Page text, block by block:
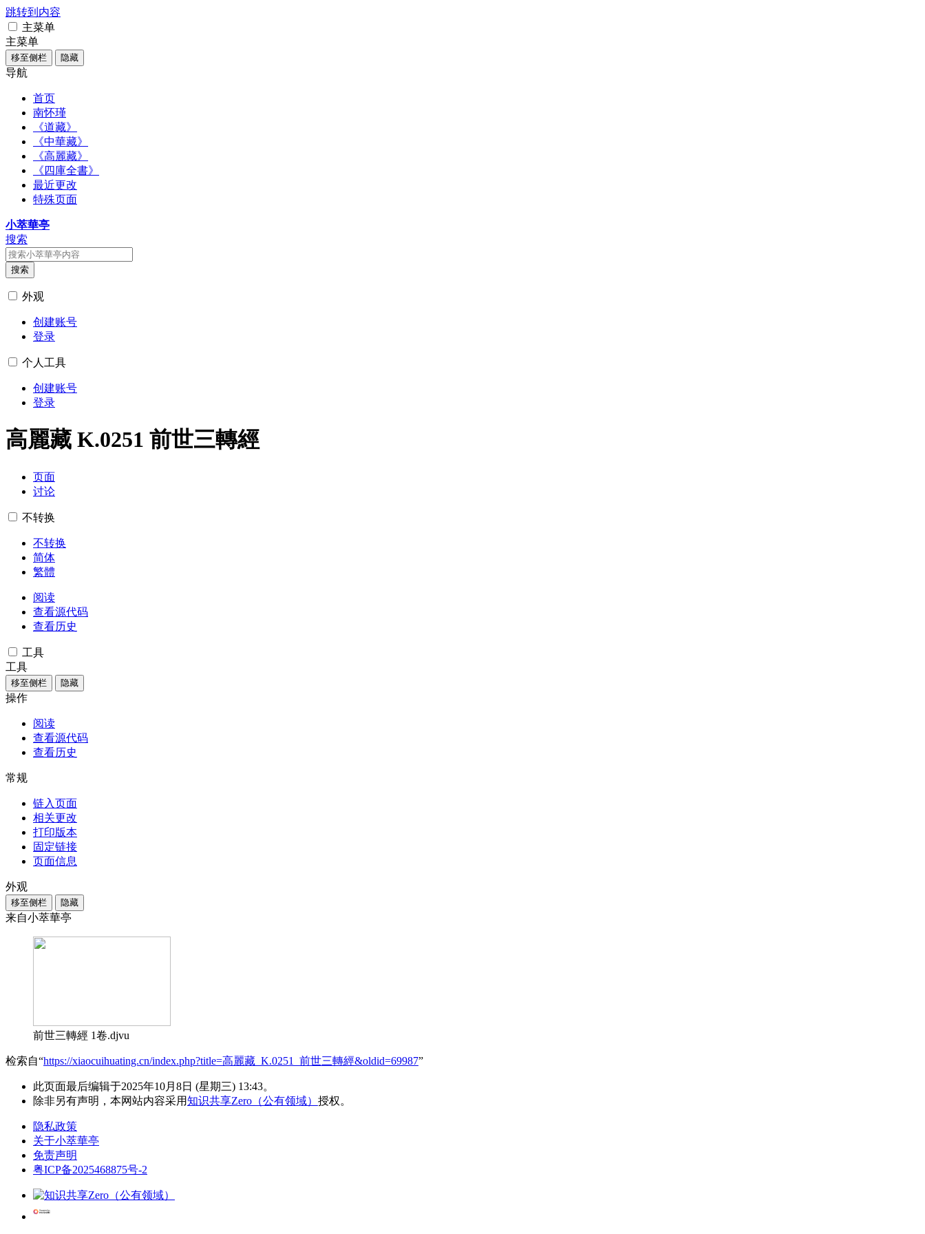
跳转到内容
主菜单
主菜单
移至侧栏 隐藏
导航
首页
南怀瑾
《道藏》
《中華藏》
《高麗藏》
《四庫全書》
最近更改
特殊页面
小萃華亭
搜索
搜索
外观
创建账号
登录
个人工具
创建账号
登录
高麗藏 K.0251 前世三轉經
页面
讨论
不转换
不转换
简体
繁體
阅读
查看源代码
查看历史
工具
工具
移至侧栏 隐藏
操作
阅读
查看源代码
查看历史
常规
链入页面
相关更改
打印版本
固定链接
页面信息
外观
移至侧栏 隐藏
来自小萃華亭
前世三轉經 1卷.djvu
检索自“https://xiaocuihuating.cn/index.php?title=高麗藏_K.0251_前世三轉經&oldid=69987”
此页面最后编辑于2025年10月8日 (星期三) 13:43。
除非另有声明，本网站内容采用知识共享Zero（公有领域） 授权。
隐私政策
关于小萃華亭
免责声明
粤ICP备2025468875号-2